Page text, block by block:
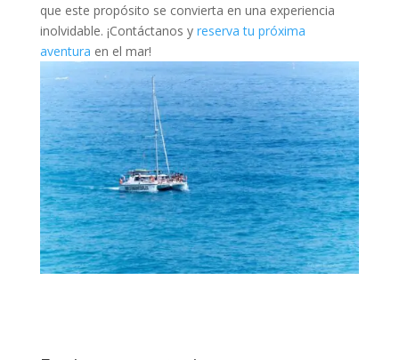
que este propósito se convierta en una experiencia
inolvidable. ¡Contáctanos y reserva tu próxima
aventura en el mar!